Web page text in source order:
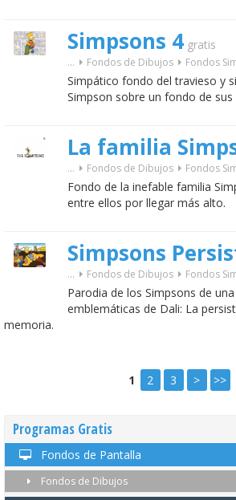
Simpsons 4 gratis
... Fondos de Dibujos Fondos
Simpático fondo del travieso y
Simpson sobre un fondo de
La familia
... Fondos de Dibujos Fondos
Fondo de la inefable familia
entre ellos por llegar más alto.
... Fondos de Dibujos Fondos
Parodia de los Simpsons de
emblemáticas de Dali: La
memoria.
1 2 3 > >>
Programas Gratis
Fondos de Pantalla
Fondos de Dibujos